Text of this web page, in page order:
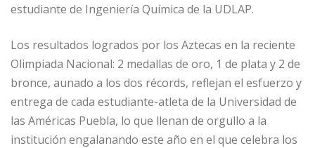
estudiante de Ingeniería Química de la UDLAP.
Los resultados logrados por los Aztecas en la reciente
Olimpiada Nacional: 2 medallas de oro, 1 de plata y 2 de
bronce, aunado a los dos récords, reflejan el esfuerzo y
entrega de cada estudiante-atleta de la Universidad de
las Américas Puebla, lo que llenan de orgullo a la
institución engalanando este año en el que celebra los